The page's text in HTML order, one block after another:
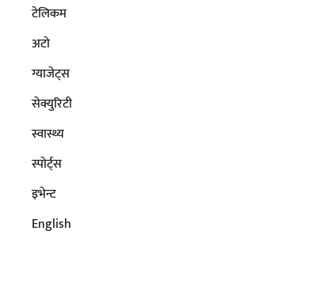
टेलिकम
अटाे
ग्याजेट्स
सेक्युरिटी
स्वास्थ्य
स्पोर्ट्स
इभेन्ट
English